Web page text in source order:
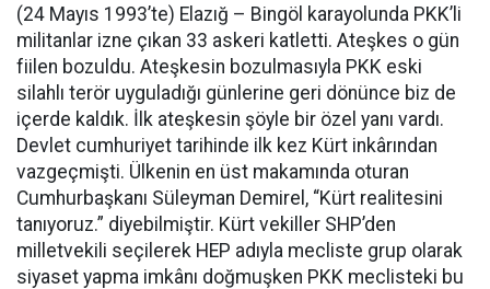
(24 Mayıs 1993’te) Elazığ – Bingöl karayolunda PKK’li
militanlar izne çıkan 33 askeri katletti. Ateşkes o gün
fiilen bozuldu. Ateşkesin bozulmasıyla PKK eski
silahlı terör uyguladığı günlerine geri dönünce biz de
içerde kaldık. İlk ateşkesin şöyle bir özel yanı vardı.
Devlet cumhuriyet tarihinde ilk kez Kürt inkârından
vazgeçmişti. Ülkenin en üst makamında oturan
Cumhurbaşkanı Süleyman Demirel, “Kürt realitesini
tanıyoruz.” diyebilmiştir. Kürt vekiller SHP’den
milletvekili seçilerek HEP adıyla mecliste grup olarak
siyaset yapma imkânı doğmuşken PKK meclisteki bu